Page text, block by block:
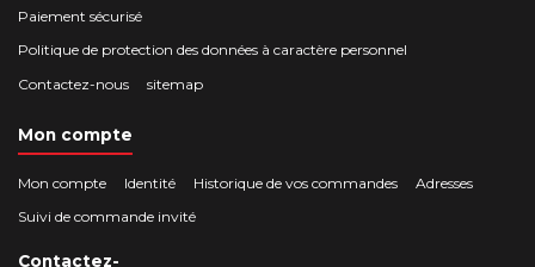
Paiement sécurisé
Politique de protection des données à caractère personnel
Contactez-nous
sitemap
Mon compte
Mon compte Identité Historique de vos commandes
Adresses
Suivi de commande invité
Contactez-